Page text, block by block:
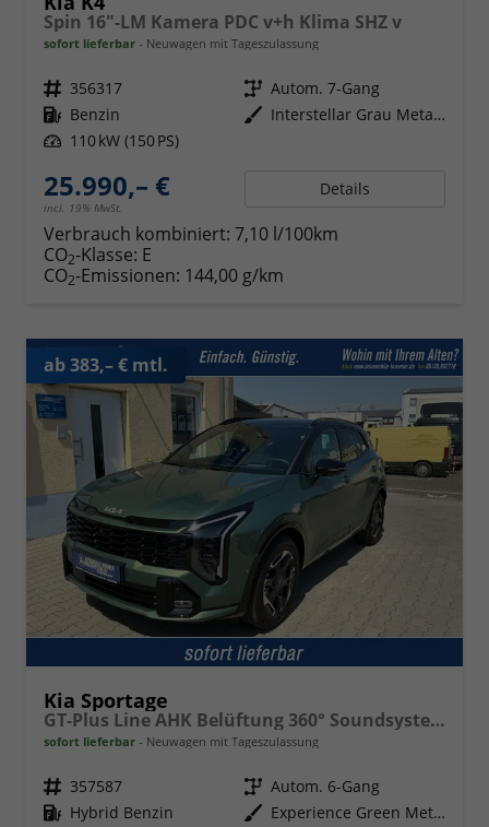
Spin 16"-LM Kamera PDC v+h Klima SHZ v
sofort lieferbar Neuwagen mit Tageszulassung
Fahrzeugnr. 356317 Getriebe Autom. 7-Gang
Kraftstoff Benzin Außenfarbe
Interstellar Grau Metallic
Leistung 110 kW (150 PS)
25.990,– €
incl. 19% MwSt.
Details
Verbrauch kombiniert: 7,10 l/100km
CO2-Klasse: E
CO2-Emissionen: 144,00 g/km
ab 383,– € mtl.
Kia Sportage
GT-Plus Line AHK Belüftung 360° Soundsystem
sofort lieferbar Neuwagen mit Tageszulassung
Fahrzeugnr. 357587 Getriebe Autom. 6-Gang
Kraftstoff Hybrid Benzin Außenfarbe
Experience Green Metallic / Black Pearl